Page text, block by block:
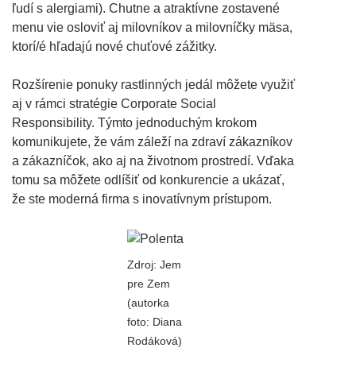
ľudí s alergiami). Chutne a atraktívne zostavené
menu vie osloviť aj milovníkov a milovníčky mäsa,
ktorí/é hľadajú nové chuťové zážitky.
Rozšírenie ponuky rastlinných jedál môžete využiť
aj v rámci stratégie Corporate Social
Responsibility. Týmto jednoduchým krokom
komunikujete, že vám záleží na zdraví zákazníkov
a zákazníčok, ako aj na životnom prostredí. Vďaka
tomu sa môžete odlíšiť od konkurencie a ukázať,
že ste moderná firma s inovatívnym prístupom.
Zdroj: Jem
pre Zem
(autorka
foto: Diana
Rodáková)